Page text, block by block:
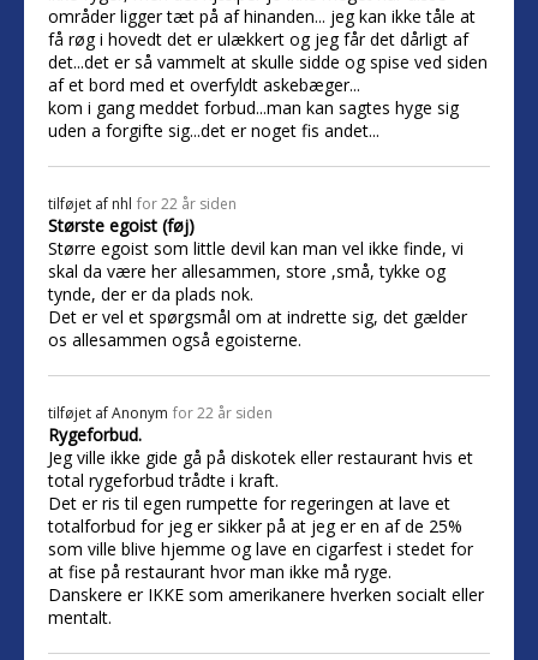
områder ligger tæt på af hinanden... jeg kan ikke tåle at
få røg i hovedt det er ulækkert og jeg får det dårligt af
det...det er så vammelt at skulle sidde og spise ved siden
af et bord med et overfyldt askebæger...
kom i gang meddet forbud...man kan sagtes hyge sig
uden a forgifte sig...det er noget fis andet...
tilføjet af nhl for 22 år siden
Største egoist (føj)
Større egoist som little devil kan man vel ikke finde, vi
skal da være her allesammen, store ,små, tykke og
tynde, der er da plads nok.
Det er vel et spørgsmål om at indrette sig, det gælder
os allesammen også egoisterne.
tilføjet afAnonym for 22 år siden
Rygeforbud.
Jeg ville ikke gide gå på diskotek eller restaurant hvis et
total rygeforbud trådte i kraft.
Det er ris til egen rumpette for regeringen at lave et
totalforbud for jeg er sikker på at jeg er en af de 25%
som ville blive hjemme og lave en cigarfest i stedet for
at fise på restaurant hvor man ikke må ryge.
Danskere er IKKE som amerikanere hverken socialt eller
mentalt.